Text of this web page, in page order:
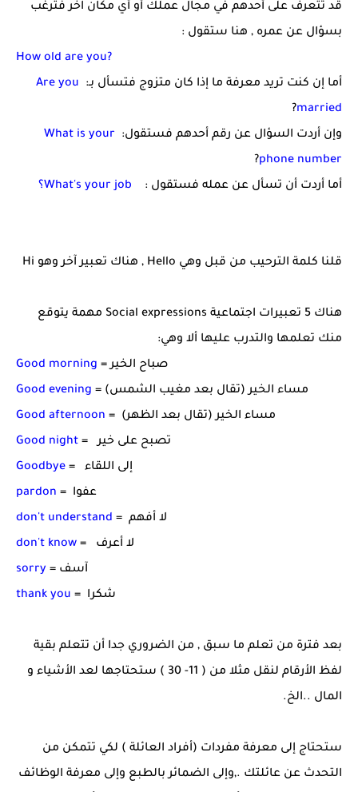
قد تتعرف على أحدهم في مجال عملك أو أي مكان آخر فترغب
بسؤال عن عمره , هنا ستقول :
How old are you?
أما إن كنت تريد معرفة ما إذا كان متزوج فتسأل بـ: Are you
married
?
وإن أردت السؤال عن رقم أحدهم فستقول: What is your
phone number
?
أما أردت أن تسأل عن عمله فستقول : What's your job؟
قلنا كلمة الترحيب من قبل وهي Hello , هناك تعبير آخر وهو Hi
هناك 5 تعبيرات اجتماعية Social expressions مهمة يتوقع
منك تعلمها والتدرب عليها ألا وهي:
Good morning
= صباح الخير
مساء الخير (تقال بعد مغيب الشمس) =
مساء الخير (تقال بعد الظهر) = Good afternoon
Good night
Goodbye
= إلى اللقاء
pardon
= عفوا
don't understand
= لا أفهم
don't know
= لا أعرف
sorry
= آسف
thank you
بعد فترة من تعلم ما سبق , من الضروري جدا أن تتعلم بقية
لفظ الأرقام لنقل مثلا من ( 11- 30 ) ستحتاجها لعد الأشياء و
المال ..الخ.
ستحتاج إلى معرفة مفردات (أفراد العائلة ) لكي تتمكن من
التحدث عن عائلتك .,وإلى الضمائر بالطبع وإلى معرفة الوظائف